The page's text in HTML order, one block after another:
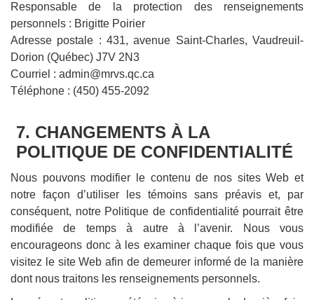
Responsable de la protection des renseignements
personnels : Brigitte Poirier
Adresse postale : 431, avenue Saint-Charles, Vaudreuil-
Dorion (Québec) J7V 2N3
Courriel : admin@mrvs.qc.ca
Téléphone : (450) 455-2092
7. CHANGEMENTS À LA
POLITIQUE DE CONFIDENTIALITÉ
Nous pouvons modifier le contenu de nos sites Web et
notre façon d’utiliser les témoins sans préavis et, par
conséquent, notre Politique de confidentialité pourrait être
modifiée de temps à autre à l’avenir. Nous vous
encourageons donc à les examiner chaque fois que vous
visitez le site Web afin de demeurer informé de la manière
dont nous traitons les renseignements personnels.